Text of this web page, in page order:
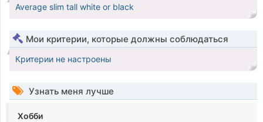
Average slim tall white or black
Мои критерии, которые должны соблюдаться
Критерии не настроены
Узнать меня лучше
Хобби